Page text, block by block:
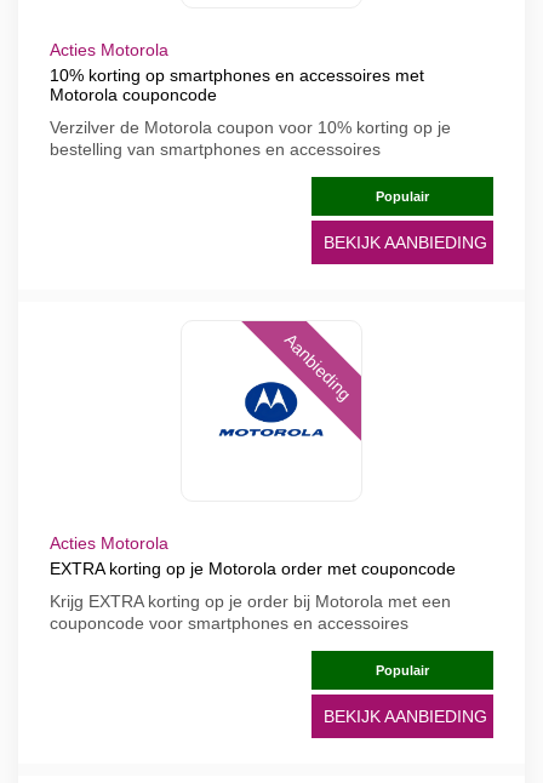
Acties Motorola
10% korting op smartphones en accessoires met
Motorola couponcode
Verzilver de Motorola coupon voor 10% korting op je
bestelling van smartphones en accessoires
Populair
BEKIJK AANBIEDING
Aanbieding
Acties Motorola
EXTRA korting op je Motorola order met couponcode
Krijg EXTRA korting op je order bij Motorola met een
couponcode voor smartphones en accessoires
Populair
BEKIJK AANBIEDING